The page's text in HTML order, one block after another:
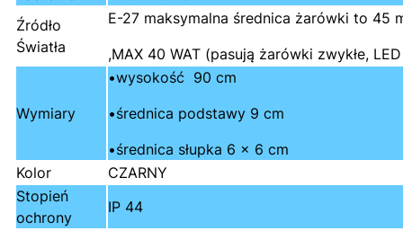
Źródło
Światła
E-27 maksymalna średnica żarówki to 45
,MAX 40 WAT (pasują żarówki zwykłe,
Wymiary
•wysokość 90 cm
•średnica podstawy 9 cm
•średnica słupka 6 x 6 cm
Kolor
CZARNY
Stopień
ochrony
IP 44